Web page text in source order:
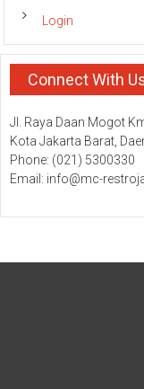
Login
Connect With
Jl. Raya Daan Mogot
Kota Jakarta Barat,
Phone: (021) 5300330
Email: info@mc-